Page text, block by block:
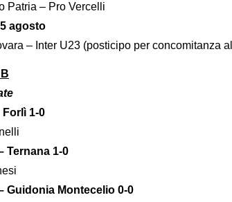
Patria – Pro Vercelli
agosto
– Inter U23 (posticipo per concomitanza
Forlì 1-0
Ternana 1-0
Guidonia Montecelio 0-0